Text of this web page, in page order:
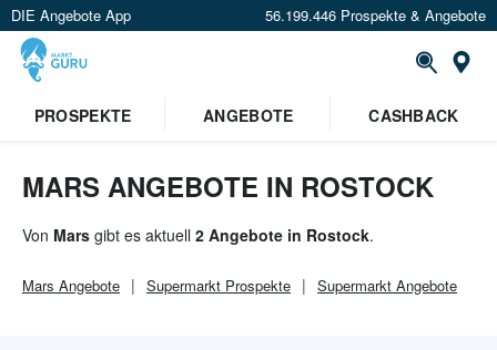
DIE Angebote App 56.199.446 Prospekte & Angebote
PROSPEKTE ANGEBOTE CASHBACK
MARS ANGEBOTE IN ROSTOCK
Von Mars gibt es aktuell 2 Angebote in Rostock.
Mars Angebote Supermarkt Prospekte Supermarkt Angebote